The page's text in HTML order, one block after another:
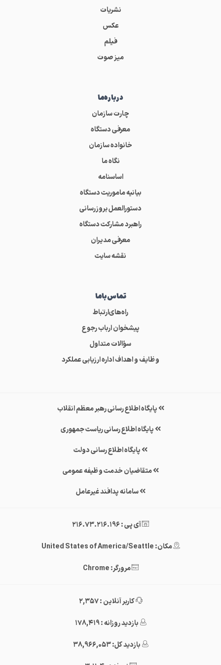
نشریات
عکس
فیلم
میز صوت
درباره‌ما
چارت سازمان
معرفی دستگاه
خانواده سازمان
نگاه ما
اساسنامه
بیانیه ماموریت دستگاه
دستورالعمل بروزرسانی
راهبرد مشارکت دستگاه
معرفی مدیران
نقشه سایت
تماس‌باما
راه‌های‌ارتباط
پیشخوان ارباب رجوع
سؤالات متداول
وظایف و اهداف اداره ارزیابی عملکرد
پایگاه اطلاع رسانی رهبر معظم انقلاب
پایگاه اطلاع رسانی ریاست جمهوری
پایگاه اطلاع رسانی دولت
متقاضیان خدمت وظیفه عمومی
سامانه پدافند غیرعامل
آی پی : 216.73.216.196
مکان: United States of America/Seattle
مرورگر: Chrome
کاربر آنلاین : 2,357
بازدید روزانه : 178,419
بازدید کل: 38,966,053